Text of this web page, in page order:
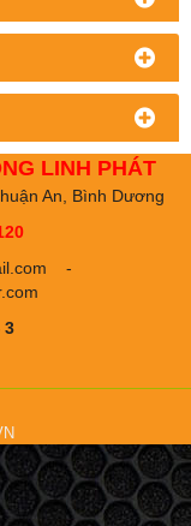
LINH PHÁT
An, Bình Dương
-
3